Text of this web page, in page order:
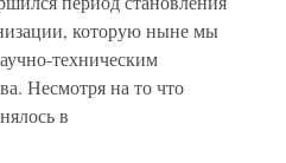
которую ныне мы
техническим
Несмотря на то что
в